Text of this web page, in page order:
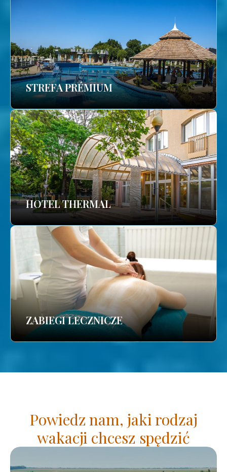
STREFA PRÉMIUM
HOTEL THERMAL
ZABIEGI LECZNICZE
Powiedz nam, jaki rodzaj
wakacji chcesz spędzić